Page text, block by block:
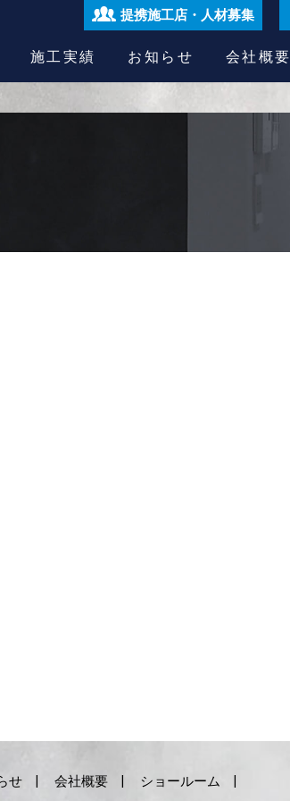
提携施工店・人材募集
施工実績 お知らせ 会社概要
せ 会社概要 ショールーム